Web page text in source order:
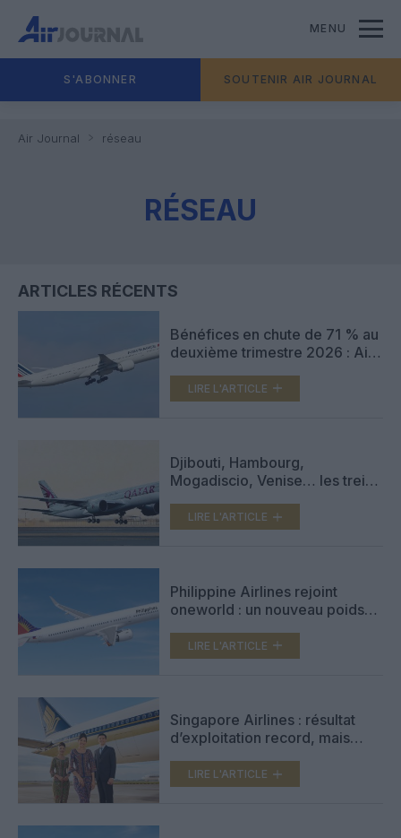
MENU
S'ABONNER SOUTENIR AIR JOURNAL
Air Journal réseau
RÉSEAU
ARTICLES RÉCENTS
Bénéfices en chute de 71 % au
deuxième trimestre 2026 : Air
pétrolier grâce aux tarifs et au
premium
LIRE L'ARTICLE
Djibouti, Hambourg,
Mogadiscio, Venise… les treize
Qatar Airways
LIRE L'ARTICLE
Philippine Airlines rejoint
oneworld : un nouveau poids
LIRE L'ARTICLE
Singapore Airlines : résultat
d’exploitation record, mais
LIRE L'ARTICLE